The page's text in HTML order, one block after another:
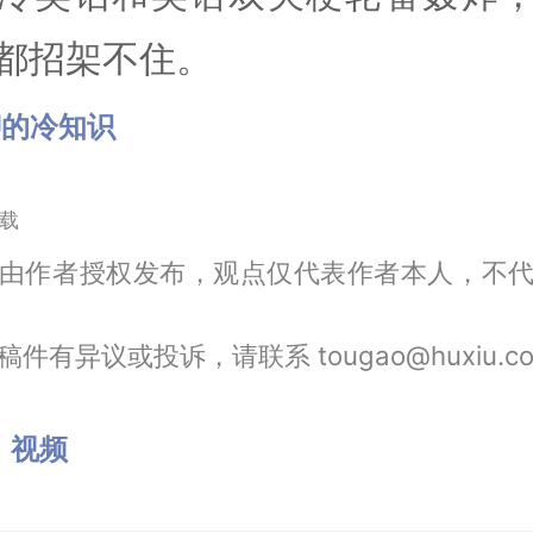
招架不住。
冷知识
作者授权发布，观点仅代表作者本人，不
件有异议或投诉，请联系
视频